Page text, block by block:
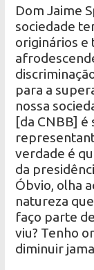
Dom Jaime
sociedade
originários e
para a
nossa
[da CNBB] é
verdade é
da
Óbvio, olha
natureza
faço parte
viu? Tenho
diminuir